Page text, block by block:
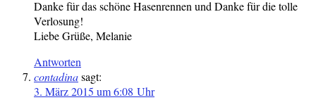
Danke für das schöne Hasenrennen und Danke für die tolle
Verlosung!
Liebe Grüße, Melanie
Antworten
contadinasagt:
3. März 2015 um 6:08 Uhr